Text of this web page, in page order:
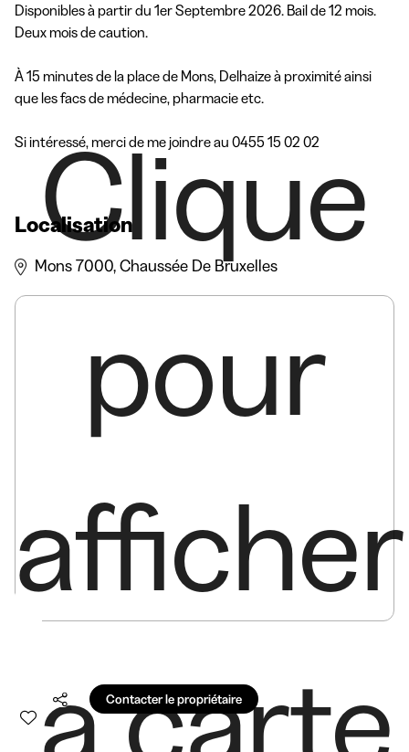
Disponibles à partir du 1er Septembre 2026. Bail de 12 mois.
Deux mois de caution.
À 15 minutes de la place de Mons, Delhaize à proximité ainsi
que les facs de médecine, pharmacie etc.
Localisation
Mons 7000, Chaussée De Bruxelles
Clique
pour
afficher
la carte
Contacter le propriétaire